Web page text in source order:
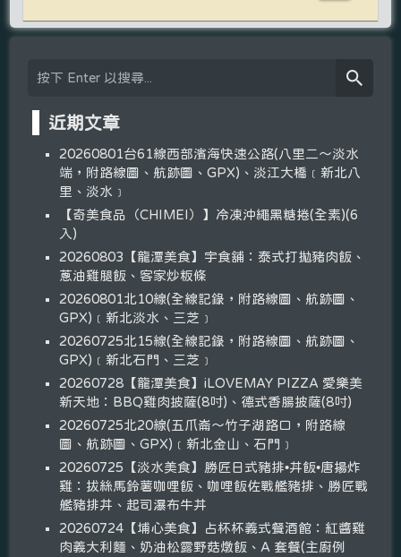
近期文章
20260801台61線西部濱海快速公路(八里二～淡水
端，附路線圖、航跡圖、GPX)、淡江大橋﹝新北八
里、淡水﹞
【奇美食品（CHIMEI）】冷凍沖繩黑糖捲(全素)(6
入)
20260803【龍潭美食】宇食舖：泰式打拋豬肉飯、
蔥油雞腿飯、客家炒粄條
20260801北10線(全線記錄，附路線圖、航跡圖、
GPX)﹝新北淡水、三芝﹞
20260725北15線(全線記錄，附路線圖、航跡圖、
GPX)﹝新北石門、三芝﹞
20260728【龍潭美食】iLOVEMAY PIZZA 愛樂美
新天地：BBQ雞肉披薩(8吋)、德式香腸披薩(8吋)
20260725北20線(五爪崙～竹子湖路口，附路線
圖、航跡圖、GPX)﹝新北金山、石門﹞
20260725【淡水美食】勝匠日式豬排•丼飯•唐揚炸
雞：拔絲馬鈴薯咖哩飯、咖哩飯佐戰艦豬排、勝匠戰
艦豬排丼、起司瀑布牛丼
20260724【埔心美食】占杯杯義式餐酒館：紅醬雞
肉義大利麵、奶油松露野菇燉飯、A 套餐(主廚例